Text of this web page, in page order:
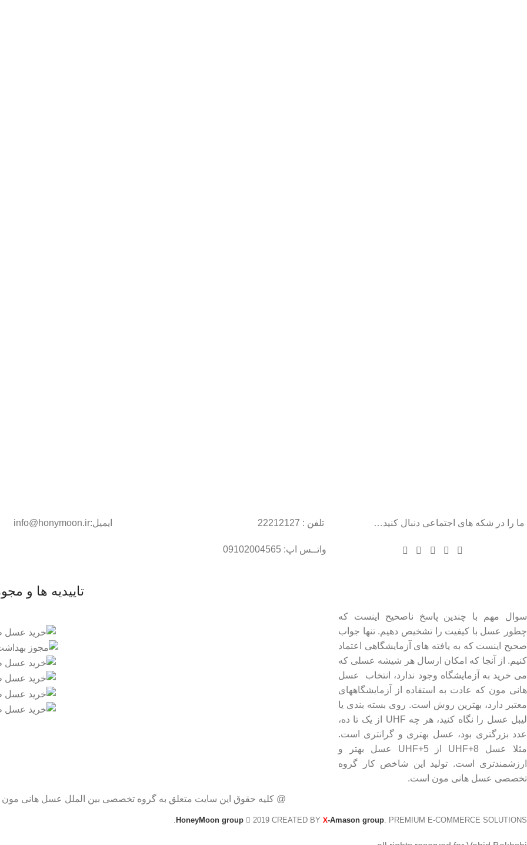
ما را در شکه های اجتماعی دنبال کنید… تلفن : 22212127
واتــس اپ: 09102004565
ایمیل:info@honymoon.ir
سوال مهم با چندین پاسخ ناصحیح اینست که
چطور عسل با کیفیت را تشخیص دهیم. تنها جواب
صحیح اینست که به یافته های آزمایشگاهی اعتماد
کنیم. از آنجا که امکان ارسال هر شیشه عسلی که
می خرید به آزمایشگاه وجود ندارد، انتخاب عسل
هانی مون که عادت به استفاده از آزمایشگاههای
معتبر دارد، بهترین روش است. روی بسته بندی یا
لیبل عسل را نگاه کنید، هر چه UHF از یک تا ده،
عدد بزرگتری بود، عسل بهتری و گرانتری است.
مثلا عسل UHF+8 از UHF+5 عسل بهتر و
ارزشمندتری است. تولید این شاخص کار گروه
تخصصی عسل هانی مون است.
تاییدیه ها و
@ کلیه حقوق این سایت متعلق به گروه تخصصی بین الملل عسل هانی
HoneyMoon group 2019 CREATED BY X-Amason group. PREMIUM E-COMMERCE SOLUTIONS.